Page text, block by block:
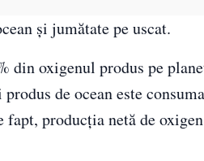
și jumătate pe uscat.
din oxigenul produs pe
de ocean este
producția netă de